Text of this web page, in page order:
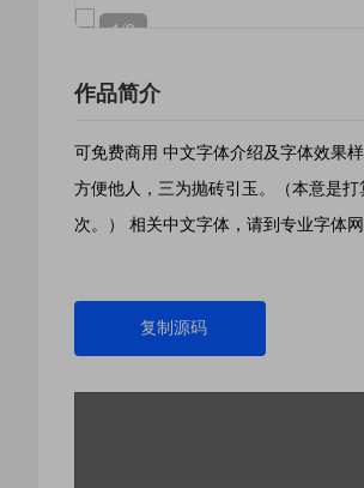
1/3
作品简介
可免费商用 中文字体介绍及字体效果
方便他人，三为抛砖引玉。（本意是
次。） 相关中文字体，请到专业字体
复制源码